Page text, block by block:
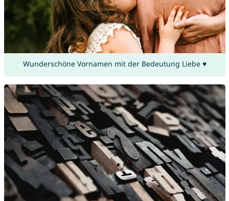
Wunderschöne Vornamen mit der Bedeutung Liebe ♥